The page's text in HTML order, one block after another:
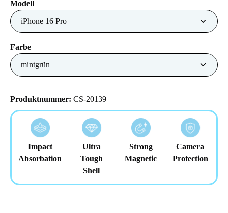
Modellauswählen
Farbeauswählen
Produktnummer: CS-20139
Impact
Absorbation
Ultra
Tough
Shell
Strong
Magnetic
Camera
Protection